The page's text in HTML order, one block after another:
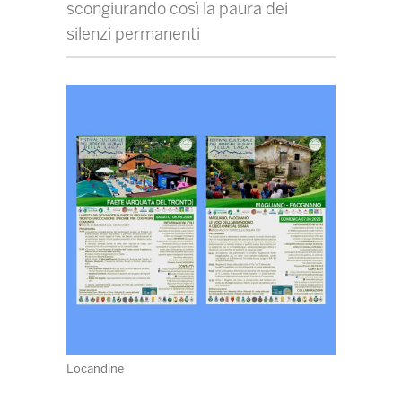
scongiurando così la paura dei
silenzi permanenti
Locandine